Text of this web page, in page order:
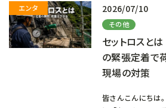
2026/07/10
その他
セットロスと
の緊張定着で
現場の対策
皆さんこんにちは